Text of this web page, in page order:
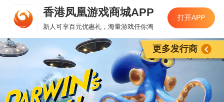
香港凤凰游戏商城APP
新人可享百元优惠礼，海量游戏任你淘
打开APP
更多发行商